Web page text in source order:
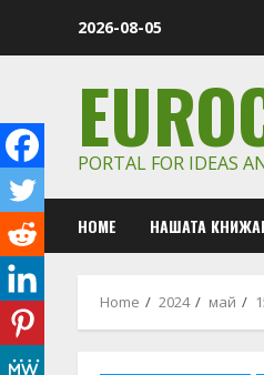
2026-08-05
PORTAL FOR IDEAS
HOME НАШАТА
Home 2024 май